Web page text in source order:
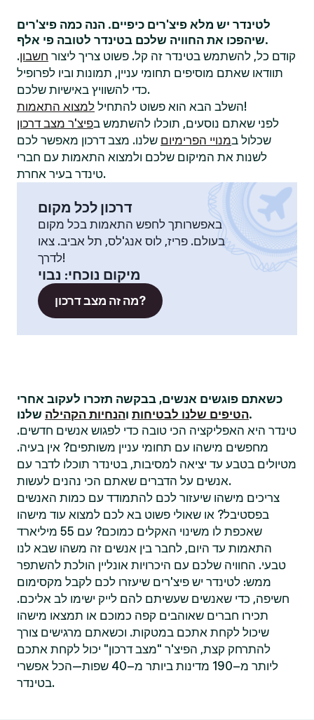
לטינדר יש מלא פיצ'רים כיפיים. הנה כמה פיצ'רים
שיהפכו את החוויה שלכם בטינדר לטובה פי אלף.
קודם כל, להשתמש בטינדר זה קל. פשוט צריך ליצור חשבון.
תוודאו שאתם מוסיפים תחומי עניין, תמונות וביו לפרופיל
כדי להשוויץ באישיות שלכם.
השלב הבא הוא פשוט להתחיל למצוא התאמות
!
לפני שאתם נוסעים, תוכלו להשתמש בפיצ'ר מצב דרכון
שכלול במנויי הפרימיום שלנו. מצב דרכון מאפשר לכם
לשנות את המיקום שלכם ולמצוא התאמות עם חברי
טינדר בעיר אחרת.
דרכון לכל מקום
באפשרותך לחפש התאמות בכל מקום
בעולם. פריז, לוס אנג'לס, תל אביב. צאו
לדרך!
מיקום נוכחי: נבוי
מה זה מצב דרכון?
כשאתם פוגשים אנשים, בבקשה תזכרו לעקוב אחרי
הטיפים שלנו לבטיחות והנחיות הקהילה
שלנו.
טינדר היא האפליקציה הכי טובה כדי לפגוש אנשים חדשים.
מחפשים מישהו עם תחומי עניין משותפים? אין בעיה.
מטיולים בטבע עד יציאה למסיבות, בטינדר תוכלו לדבר עם
אנשים על הדברים שאתם הכי נהנים לעשות.
צריכים מישהו שיעזור לכם להתמודד עם כמות האנשים
בפסטיבל? או שאולי פשוט בא לכם למצוא עוד מישהו
שאכפת לו משינוי האקלים כמוכם? עם 55 מיליארד
התאמות עד היום, לחבר בין אנשים זה משהו שבא לנו
טבעי. החוויה שלכם עם היכרויות אונליין הולכת להשתפר
ממש: לטינדר יש פיצ'רים שיעזרו לכם לקבל מקסימום
חשיפה, כדי שאנשים שעשיתם להם לייק ישימו לב אליכם.
תכירו חברים שאוהבים קפה כמוכם או תמצאו מישהו
שיכול לקחת אתכם במטקות. וכשאתם מרגישים צורך
להתרחק קצת, הפיצ'ר "מצב דרכון" יכול לקחת אתכם
ליותר מ–190 מדינות ביותר מ–40 שפות—הכל אפשרי
בטינדר.